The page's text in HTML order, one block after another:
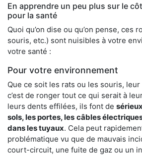
En apprendre un peu plus sur le
pour la santé
Quoi qu’on dise ou qu’on pense, ces
souris, etc.) sont nuisibles à votre
votre santé :
Pour votre environnement
Que ce soit les rats ou les souris,
c’est de ronger tout ce qui serait à
leurs dents effilées, ils font de
sols, les portes, les câbles
dans les tuyaux. Cela peut
problématique vu que de mauvais
court-circuit, une fuite de gaz ou un